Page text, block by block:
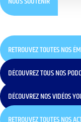
RETROUVEZ TOUTES NOS
DÉCOUVREZ TOUS NOS
DÉCOUVREZ NOS VIDÉOS